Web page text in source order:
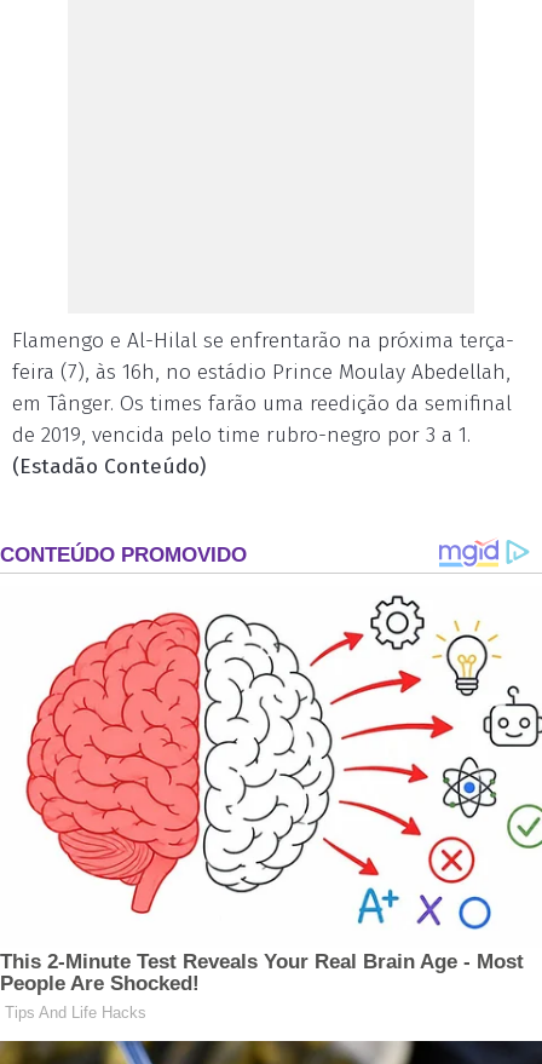
Flamengo e Al-Hilal se enfrentarão na próxima terça-
feira (7), às 16h, no estádio Prince Moulay Abedellah,
em Tânger. Os times farão uma reedição da semifinal
de 2019, vencida pelo time rubro-negro por 3 a 1.
(Estadão Conteúdo)